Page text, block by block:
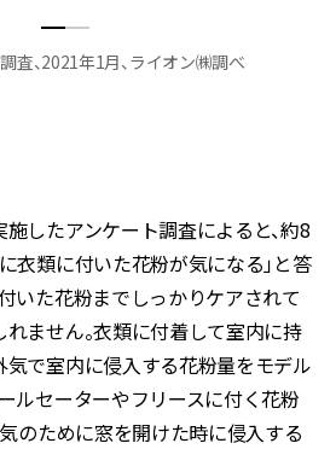
、2021年1月、ライオン㈱調べ
したアンケート調査によると、約8
衣類に付いた花粉が気になる」と答
いた花粉までしっかりケアされて
ません。衣類に付着して室内に持
気で室内に侵入する花粉量をモデル
ルセーターやフリースに付く花粉
のために窓を開けた時に侵入する